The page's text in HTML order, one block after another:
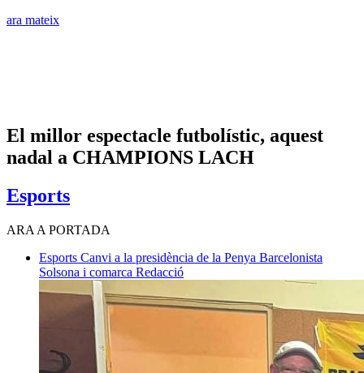
ara mateix
El millor espectacle futbolístic, aquest
nadal a CHAMPIONS LACH
Esports
ARA A PORTADA
Esports Canvi a la presidència de la Penya Barcelonista
Solsona i comarca Redacció